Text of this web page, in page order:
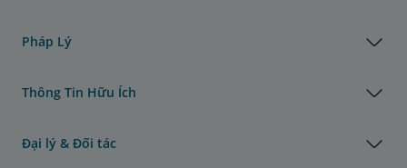
Pháp Lý
Thông Tin Hữu Ích
Đại lý & Đối tác